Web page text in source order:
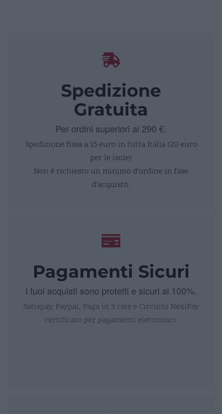
Spedizione
Gratuita
Per ordini superiori ai 290 €.
Spedizione fissa a 15 euro in tutta Italia (20 euro
per le isole)
Non è richiesto un minimo d’ordine in fase
d’acquisto.
Pagamenti Sicuri
I tuoi acquisti sono protetti e sicuri al 100%.
Satispay, Paypal, Paga in 3 rate e Circuito NexiPay
certificato per pagamenti elettronici.